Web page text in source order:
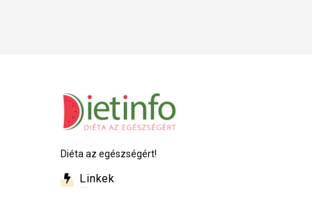
Diéta az egészségért!
Linkek